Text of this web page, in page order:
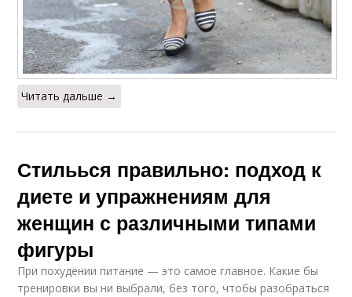
Читать дальше →
Стильься правильно: подход к
диете и упражнениям для
женщин с различными типами
фигуры
При похудении питание — это самое главное. Какие бы
тренировки вы ни выбрали, без того, чтобы разобраться